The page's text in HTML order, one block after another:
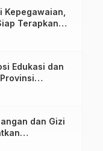
Kepegawaian,
Terapkan
Edukasi dan
Kolaborasi
dan Gizi